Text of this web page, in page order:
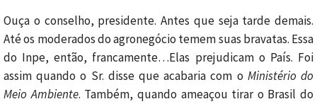
Ouça o conselho, presidente. Antes que seja tarde demais.
Até os moderados do agronegócio temem suas bravatas. Essa
do Inpe, então, francamente…Elas prejudicam o País. Foi
assim quando o Sr. disse que acabaria com o Ministério do
Meio Ambiente. Também, quando ameaçou tirar o Brasil do